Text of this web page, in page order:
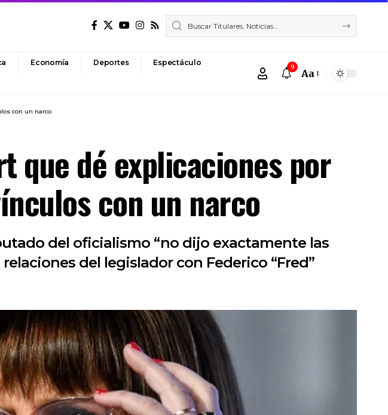
Economía Deportes Espectáculo 9
Font
Aa
con un narco
que dé explicaciones por
con un narco
del oficialismo “no dijo exactamente las
del legislador con Federico “Fred”